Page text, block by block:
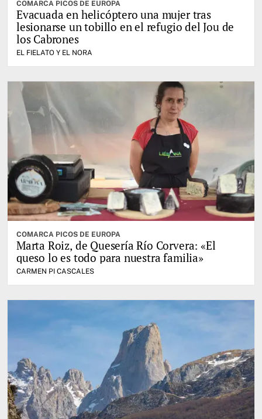
COMARCA PICOS DE EUROPA
Evacuada en helicóptero una mujer tras
lesionarse un tobillo en el refugio del Jou de
los Cabrones
EL FIELATO Y EL NORA
COMARCA PICOS DE EUROPA
Marta Roiz, de Quesería Río Corvera: «El
queso lo es todo para nuestra familia»
CARMEN PI CASCALES